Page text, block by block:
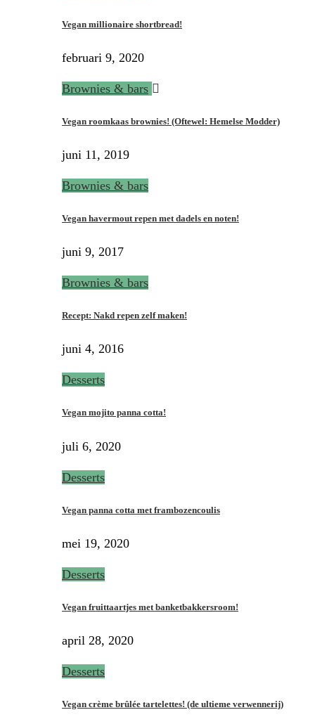
Vegan millionaire shortbread!
februari 9, 2020
Brownies & bars
Vegan roomkaas brownies! (Oftewel: Hemelse Modder)
juni 11, 2019
Brownies & bars
Vegan havermout repen met dadels en noten!
juni 9, 2017
Brownies & bars
Recept: Nakd repen zelf maken!
juni 4, 2016
Desserts
Vegan mojito panna cotta!
juli 6, 2020
Desserts
Vegan panna cotta met frambozencoulis
mei 19, 2020
Desserts
Vegan fruittaartjes met banketbakkersroom!
april 28, 2020
Desserts
Vegan crème brûlée tartelettes! (de ultieme verwennerij)